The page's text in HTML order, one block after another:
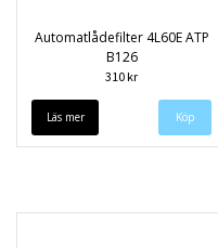
Automatlådefilter 4L60E ATP
B126
310 kr
Läs mer